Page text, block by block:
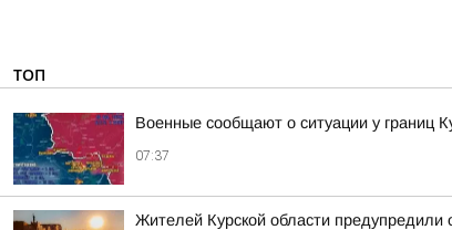
ТОП
Военные сообщают о ситуации у границ
07:37
Жителей Курской области